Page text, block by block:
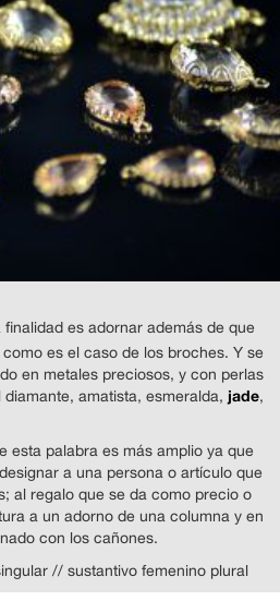
es adornar además de que
es el caso de los broches. Y se
en metales preciosos, y con perlas
amatista, esmeralda, jade,
esta palabra es más amplio ya que
a una persona o artículo que
al regalo que se da como precio o
a un adorno de una columna y en
con los cañones.
// sustantivo femenino plural